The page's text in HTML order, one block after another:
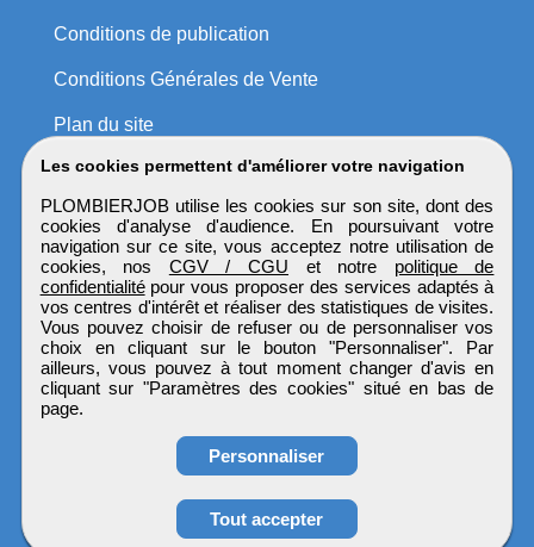
Candidature spontanée
Les cookies permettent d'améliorer votre navigation
PLOMBIERJOB utilise les cookies sur son site, dont des
cookies d'analyse d'audience. En poursuivant votre
navigation sur ce site, vous acceptez notre utilisation de
cookies, nos CGV / CGU et notre politique de
confidentialitépour vous proposer des services adaptés à
vos centres d'intérêt et réaliser des statistiques de visites.
Vous pouvez choisir de refuser ou de personnaliser vos
choix en cliquant sur le bouton "Personnaliser". Par
ailleurs, vous pouvez à tout moment changer d'avis en
cliquant sur "Paramètres des cookies" situé en bas de
page.
Personnaliser
Tout accepter
Conditions de publication
Conditions Générales de Vente
Plan du site
PLOMBIERJOB